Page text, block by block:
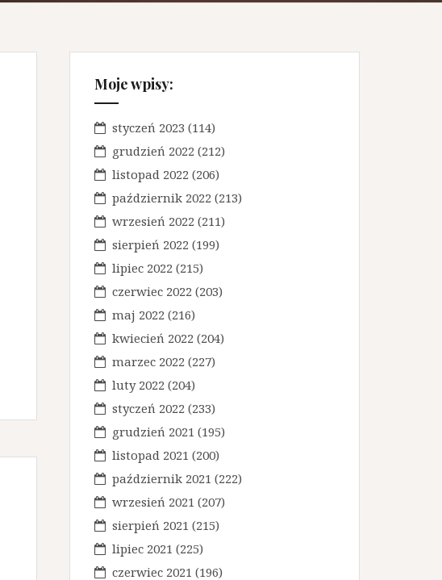
Moje wpisy:
styczeń 2023 (114)
grudzień 2022 (212)
listopad 2022 (206)
październik 2022 (213)
wrzesień 2022 (211)
sierpień 2022 (199)
lipiec 2022 (215)
czerwiec 2022 (203)
maj 2022 (216)
kwiecień 2022 (204)
marzec 2022 (227)
luty 2022 (204)
styczeń 2022 (233)
grudzień 2021 (195)
listopad 2021 (200)
październik 2021 (222)
wrzesień 2021 (207)
sierpień 2021 (215)
lipiec 2021 (225)
czerwiec 2021 (196)